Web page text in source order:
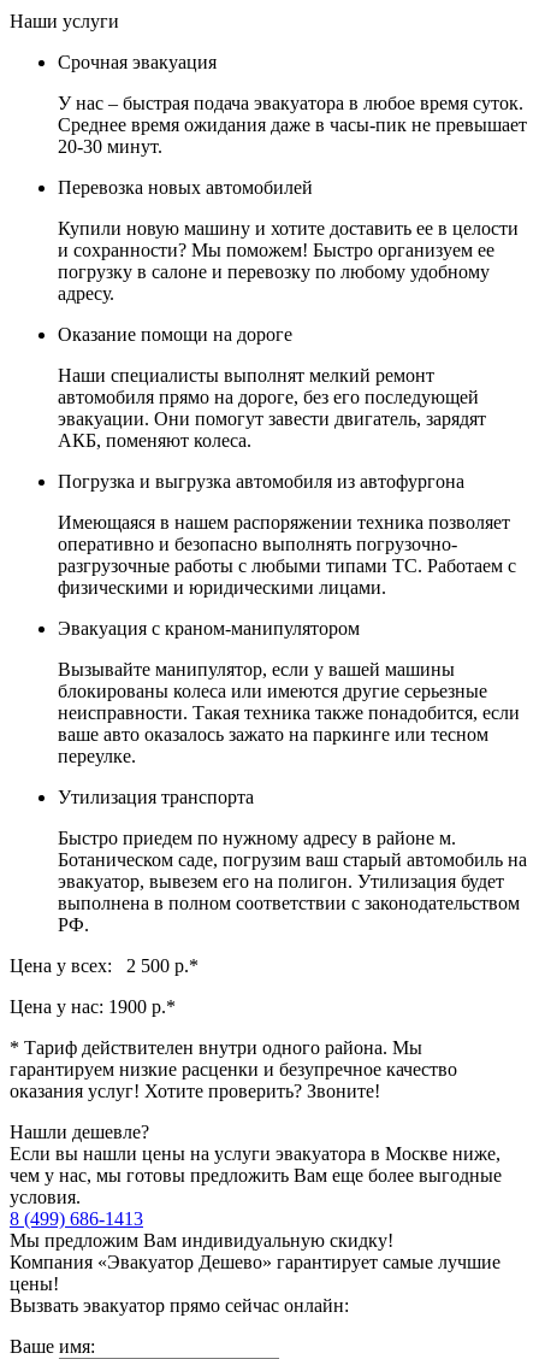
Наши услуги
Срочная эвакуация
У нас – быстрая подача эвакуатора в любое время суток.
Среднее время ожидания даже в часы-пик не превышает
20-30 минут.
Перевозка новых автомобилей
Купили новую машину и хотите доставить ее в целости
и сохранности? Мы поможем! Быстро организуем ее
погрузку в салоне и перевозку по любому удобному
адресу.
Оказание помощи на дороге
Наши специалисты выполнят мелкий ремонт
автомобиля прямо на дороге, без его последующей
эвакуации. Они помогут завести двигатель, зарядят
АКБ, поменяют колеса.
Погрузка и выгрузка автомобиля из автофургона
Имеющаяся в нашем распоряжении техника позволяет
оперативно и безопасно выполнять погрузочно-
разгрузочные работы с любыми типами ТС. Работаем с
физическими и юридическими лицами.
Эвакуация с краном-манипулятором
Вызывайте манипулятор, если у вашей машины
блокированы колеса или имеются другие серьезные
неисправности. Такая техника также понадобится, если
ваше авто оказалось зажато на паркинге или тесном
переулке.
Утилизация транспорта
Быстро приедем по нужному адресу в районе м.
Ботаническом саде, погрузим ваш старый автомобиль на
эвакуатор, вывезем его на полигон. Утилизация будет
выполнена в полном соответствии с законодательством
РФ.
Цена у всех: 2 500 р.*
Цена у нас: 1900 р.*
* Тариф действителен внутри одного района. Мы
гарантируем низкие расценки и безупречное качество
оказания услуг! Хотите проверить? Звоните!
Нашли дешевле?
Если вы нашли цены на услуги эвакуатора в Москве ниже,
чем у нас, мы готовы предложить Вам еще более выгодные
условия.
8 (499) 686-1413
Мы предложим Вам индивидуальную скидку!
Компания «Эвакуатор Дешево» гарантирует самые лучшие
цены!
Вызвать эвакуатор прямо сейчас онлайн:
Ваше имя: